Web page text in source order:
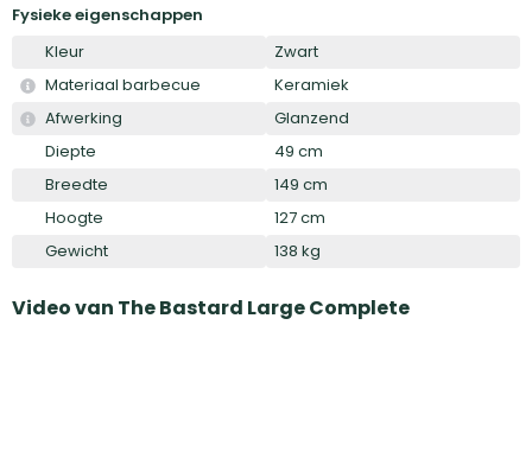
Fysieke eigenschappen
Kleur
Zwart
Materiaal barbecue
Keramiek
Afwerking
Glanzend
Diepte
49 cm
Breedte
149 cm
Hoogte
127 cm
Gewicht
138 kg
Video van The Bastard Large Complete